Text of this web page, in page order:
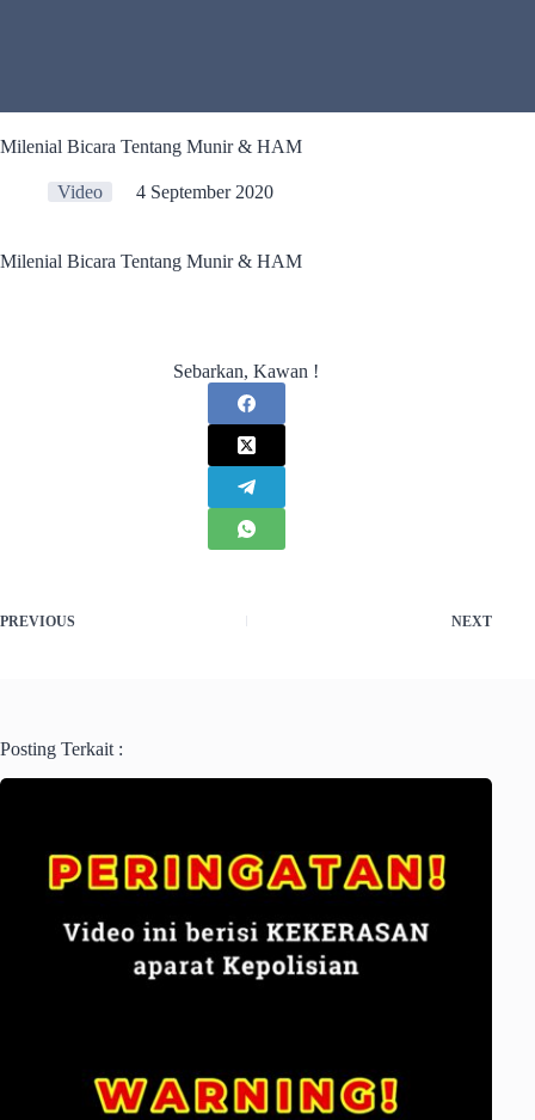
Milenial Bicara Tentang Munir & HAM
Video 4 September 2020
Milenial Bicara Tentang Munir & HAM
Sebarkan, Kawan !
PREVIOUS NEXT
Posting Terkait :